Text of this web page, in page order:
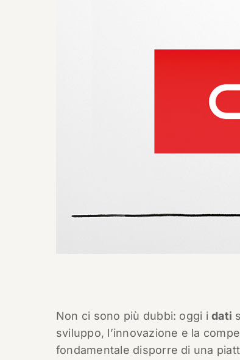
Non ci sono più dubbi: oggi idati
sviluppo, l’innovazione e la
fondamentale disporre di una